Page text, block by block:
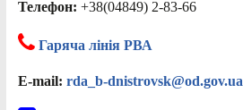
Телефон: +38(04849) 2-83-66
Гаряча лінія РВА
E-mail: rda_b-dnistrovsk@od.gov.ua